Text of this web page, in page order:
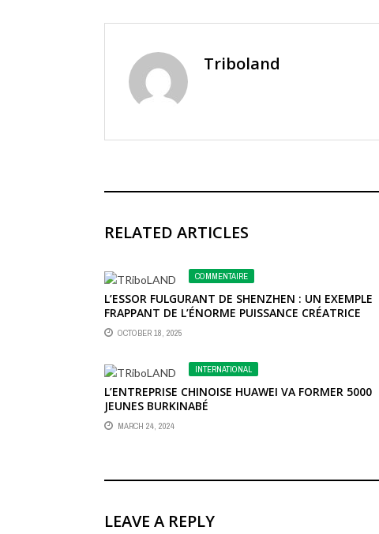
Triboland
RELATED ARTICLES
COMMENTAIRE
L’ESSOR FULGURANT DE SHENZHEN : UN EXEMPLE
FRAPPANT DE L’ÉNORME PUISSANCE CRÉATRICE
DU SOCIALISME CHINOIS
OCTOBER 18, 2025
INTERNATIONAL
L’ENTREPRISE CHINOISE HUAWEI VA FORMER 5000
JEUNES BURKINABÉ
MARCH 24, 2024
LEAVE A REPLY